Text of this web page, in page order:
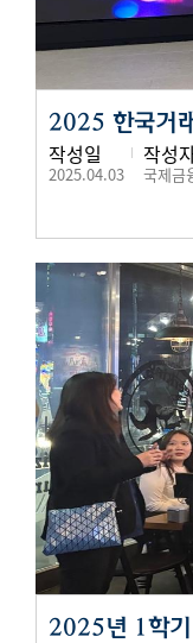
2025 한국거
작성일
2025.04.03
작성
국제금
2025년 1학기